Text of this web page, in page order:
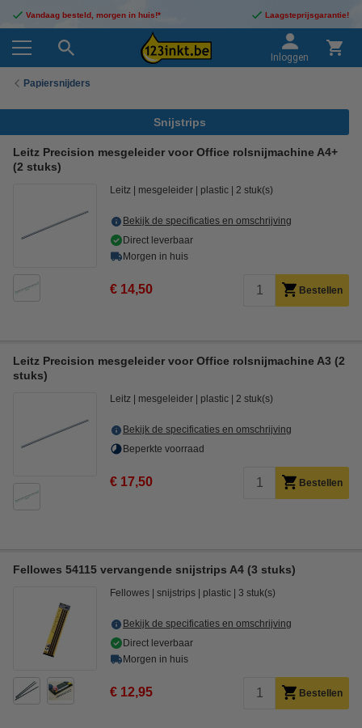
Vandaag besteld, morgen in huis!* Laagsteprijsgarantie!
Inloggen
Papiersnijders
Snijstrips
Leitz Precision mesgeleider voor Office rolsnijmachine A4+
(2 stuks)
Leitz mesgeleider plastic 2 stuk(s)
Bekijk de specificaties en omschrijving
Direct leverbaar
Morgen in huis
€ 14,50 Bestellen
Leitz Precision mesgeleider voor Office rolsnijmachine A3 (2
stuks)
Leitz mesgeleider plastic 2 stuk(s)
Bekijk de specificaties en omschrijving
Beperkte voorraad
€ 17,50 Bestellen
Fellowes 54115 vervangende snijstrips A4 (3 stuks)
Fellowes snijstrips plastic 3 stuk(s)
Bekijk de specificaties en omschrijving
Direct leverbaar
Morgen in huis
€ 12,95 Bestellen